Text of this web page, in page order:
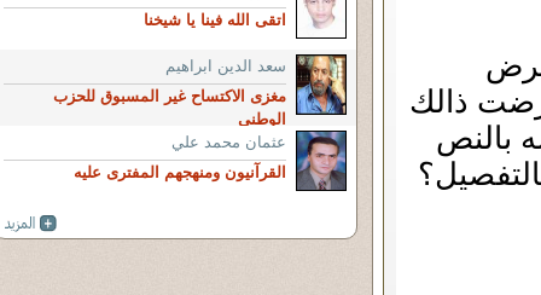
ذالك
بالنص
اتقى الله فينا يا شيخنا
سعد الدين ابراهيم
مغزى الاكتساح غير المسبوق للحزب
الوطنى
عثمان محمد علي
القرآنيون ومنهجهم المفترى عليه